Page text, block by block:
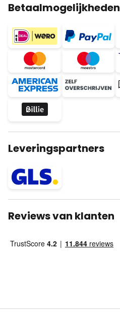
Betaalmogelijkheden
Leveringspartners
Reviews van klanten